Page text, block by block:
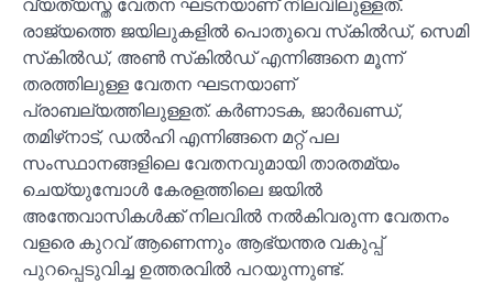
രാജ്യത്തെ ജയിലുകളില്‍ പൊതുവെ സ്‌കില്‍ഡ്, സെമി
സ്‌കില്‍ഡ്, അണ്‍ സ്‌കില്‍ഡ് എന്നിങ്ങനെ മൂന്ന്
തരത്തിലുള്ള വേതന ഘടനയാണ്
പ്രാബല്യത്തിലുള്ളത്. കർണാടക, ജാർഖണ്ഡ്,
തമിഴ്‌നാട്, ഡല്‍ഹി എന്നിങ്ങനെ മറ്റ് പല
സംസ്ഥാനങ്ങളിലെ വേതനവുമായി താരതമ്യം
ചെയ്യുമ്പോള്‍ കേരളത്തിലെ ജയില്‍
അന്തേവാസികള്‍ക്ക് നിലവില്‍ നല്‍കിവരുന്ന വേതനം
വളരെ കുറവ് ആണെന്നും ആഭ്യന്തര വകുപ്പ്
പുറപ്പെടുവിച്ച ഉത്തരവില്‍ പറയുന്നുണ്ട്.